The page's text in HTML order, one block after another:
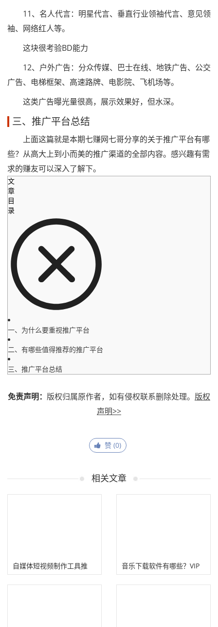
11、名人代言：明星代言、垂直行业领袖代言、意见领
袖、网络红人等。
这块很考验BD能力
12、户外广告：分众传媒、巴士在线、地铁广告、公交
广告、电梯框架、高速路牌、电影院、飞机场等。
这类广告曝光量很高，展示效果好，但水深。
三、推广平台总结
上面这篇就是本期七赚网七哥分享的关于推广平台有哪
些？从高大上到小而美的推广渠道的全部内容。感兴趣有需
求的赚友可以深入了解下。
文
章
目
录
一、为什么要重视推广平台
二、有哪些值得推荐的推广平台
三、推广平台总结
免责声明： 版权归属原作者，如有侵权联系删除处理。 版权
声明>>
赞 (0)
相关文章
自媒体短视频制作工具推
荐！
音乐下载软件有哪些？VIP
音乐免费下载软件、网站